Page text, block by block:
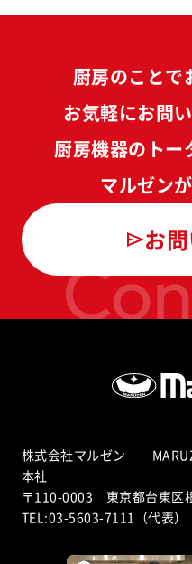
厨房のことで
お気軽にお問
厨房機器のトー
マルゼン
お
株式会社マルゼン
本社
〒110-0003 東京都台東区
TEL:03-5603-7111（代表）